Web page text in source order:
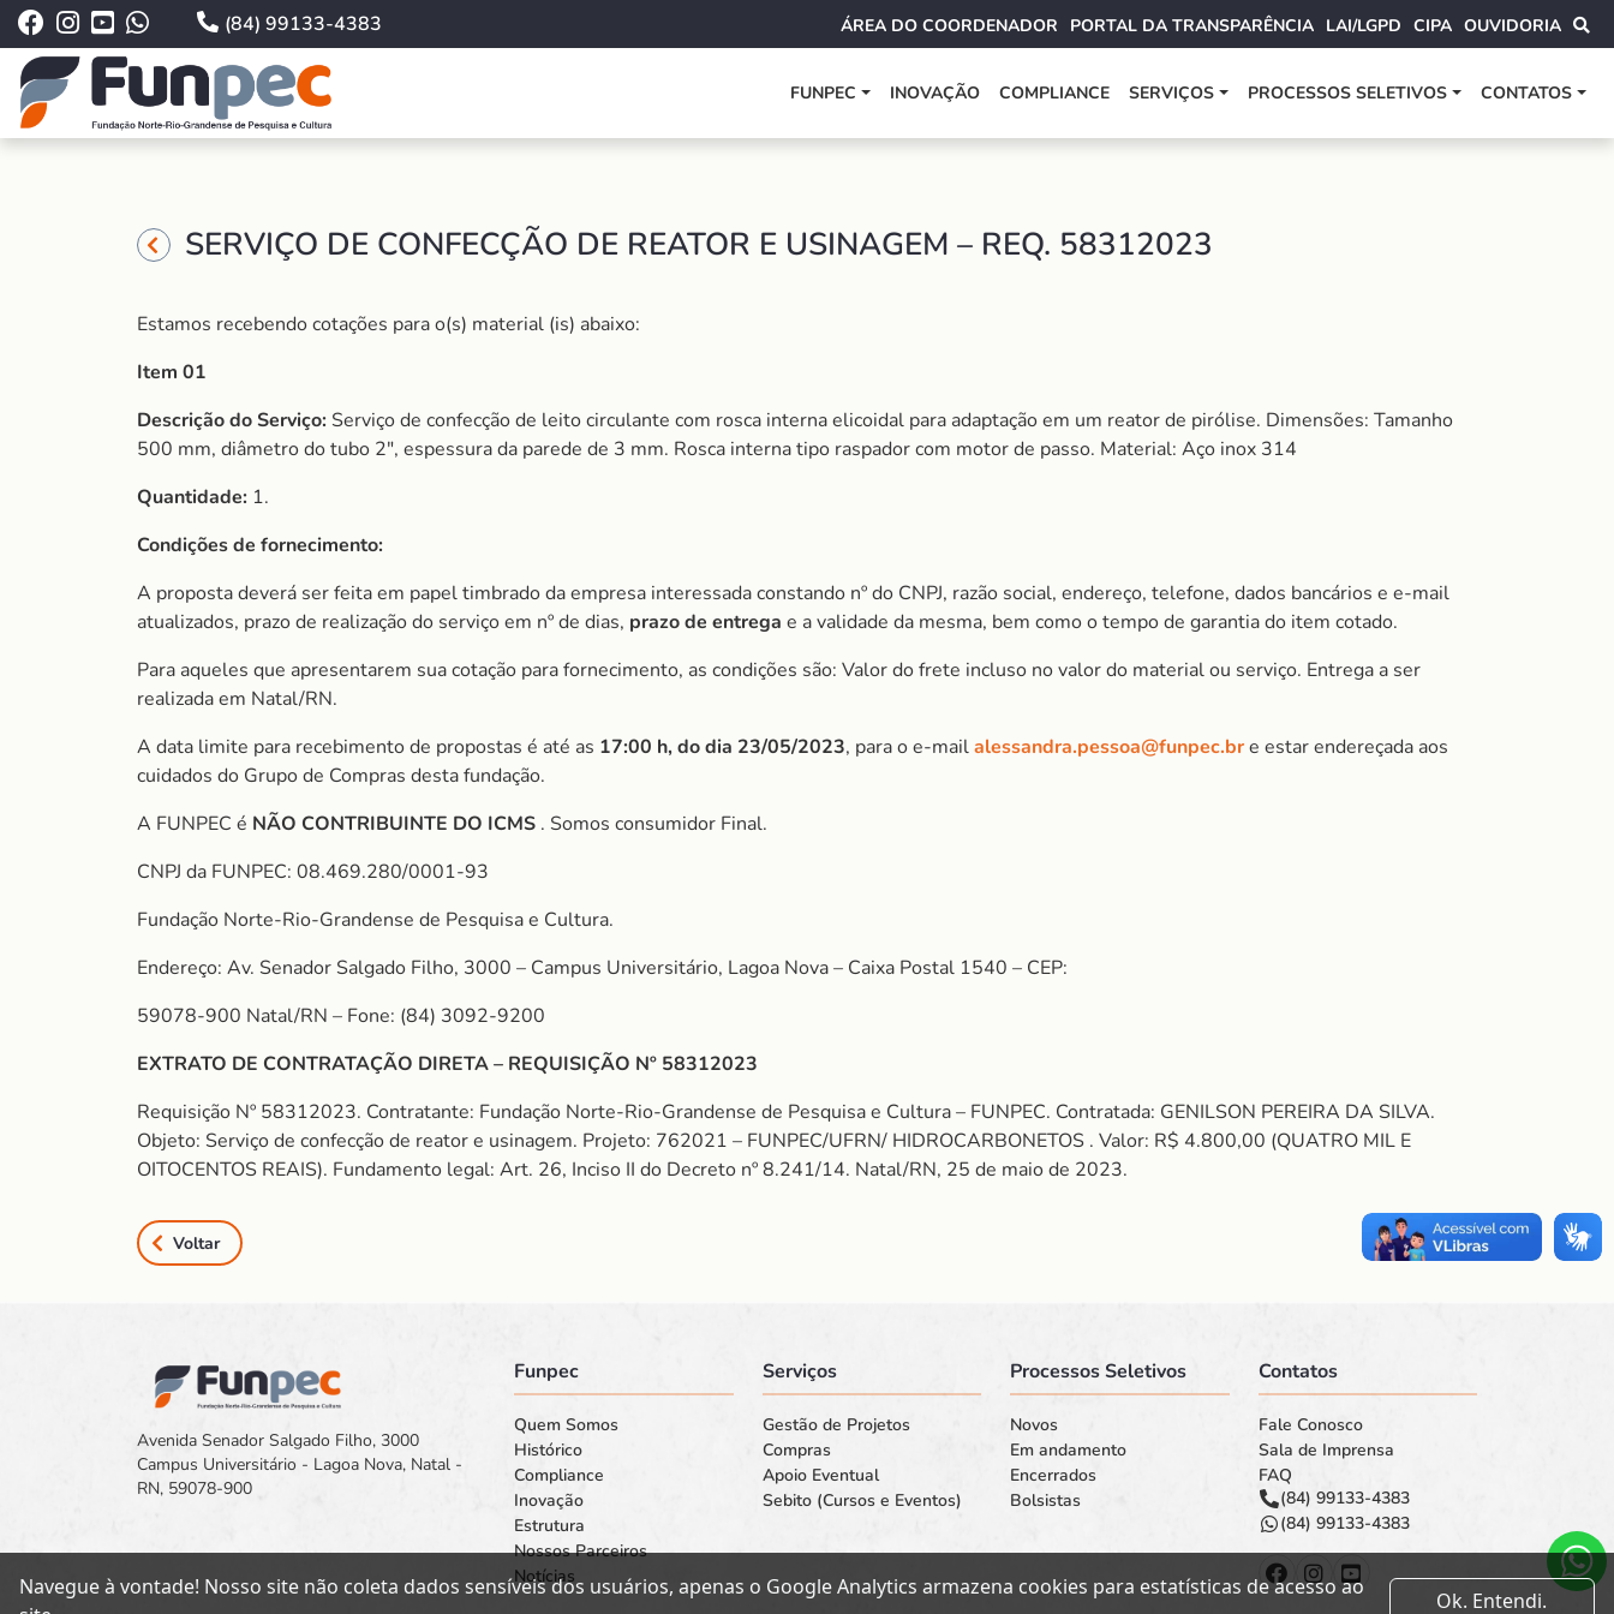
(84) 99133-4383 ÁREA DO COORDENADOR PORTAL DA TRANSPARÊNCIA LAI/LGPD CIPA OUVIDORIA
FUNPEC INOVAÇÃO COMPLIANCE SERVIÇOS PROCESSOS SELETIVOS CONTATOS
SERVIÇO DE CONFECÇÃO DE REATOR E USINAGEM – REQ. 58312023
Estamos recebendo cotações para o(s) material (is) abaixo:
Item 01
Descrição do Serviço: Serviço de confecção de leito circulante com rosca interna elicoidal para adaptação em um reator de pirólise. Dimensões: Tamanho
500 mm, diâmetro do tubo 2″, espessura da parede de 3 mm. Rosca interna tipo raspador com motor de passo. Material: Aço inox 314
Quantidade: 1.
Condições de fornecimento:
A proposta deverá ser feita em papel timbrado da empresa interessada constando nº do CNPJ, razão social, endereço, telefone, dados bancários e e-mail
atualizados, prazo de realização do serviço em nº de dias, prazo de entrega e a validade da mesma, bem como o tempo de garantia do item cotado.
Para aqueles que apresentarem sua cotação para fornecimento, as condições são: Valor do frete incluso no valor do material ou serviço. Entrega a ser
realizada em Natal/RN.
A data limite para recebimento de propostas é até as 17:00 h, do dia 23/05/2023, para o e-mailalessandra.pessoa@funpec.bre estar endereçada aos
cuidados do Grupo de Compras desta fundação.
A FUNPEC é NÃO CONTRIBUINTE DO ICMS . Somos consumidor Final.
CNPJ da FUNPEC: 08.469.280/0001-93
Fundação Norte-Rio-Grandense de Pesquisa e Cultura.
Endereço: Av. Senador Salgado Filho, 3000 – Campus Universitário, Lagoa Nova – Caixa Postal 1540 – CEP:
59078-900 Natal/RN – Fone: (84) 3092-9200
EXTRATO DE CONTRATAÇÃO DIRETA – REQUISIÇÃO Nº 58312023
Requisição Nº 58312023. Contratante: Fundação Norte-Rio-Grandense de Pesquisa e Cultura – FUNPEC. Contratada: GENILSON PEREIRA DA SILVA.
Objeto: Serviço de confecção de reator e usinagem. Projeto: 762021 – FUNPEC/UFRN/ HIDROCARBONETOS . Valor: R$ 4.800,00 (QUATRO MIL E
OITOCENTOS REAIS). Fundamento legal: Art. 26, Inciso II do Decreto nº 8.241/14. Natal/RN, 25 de maio de 2023.
Voltar
Avenida Senador Salgado Filho, 3000
Campus Universitário - Lagoa Nova, Natal -
RN, 59078-900
Funpec
Quem Somos
Histórico
Compliance
Inovação
Estrutura
Nossos Parceiros
Notícias
Serviços
Gestão de Projetos
Compras
Apoio Eventual
Sebito (Cursos e Eventos)
Processos Seletivos
Novos
Em andamento
Encerrados
Bolsistas
Contatos
Fale Conosco
Sala de Imprensa
FAQ
(84) 99133-4383
(84) 99133-4383
Navegue à vontade! Nosso site não coleta dados sensíveis dos usuários, apenas o Google Analytics armazena cookies para estatísticas de acesso ao
Ok. Entendi.